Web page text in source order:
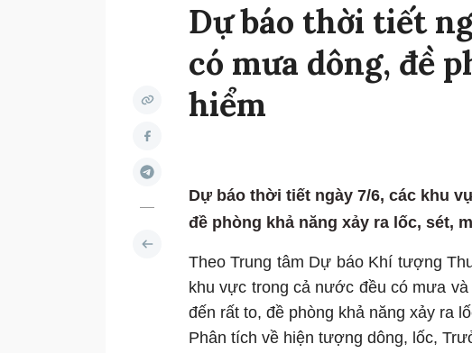
Dự báo thời tiết
có mưa dông, đề
hiểm
Dự báo thời tiết ngày 7/6, các khu
đề phòng khả năng xảy ra lốc, sét,
Theo Trung tâm Dự báo Khí tượng
khu vực trong cả nước đều có mưa
đến rất to, đề phòng khả năng xảy ra
Phân tích về hiện tượng dông, lốc,